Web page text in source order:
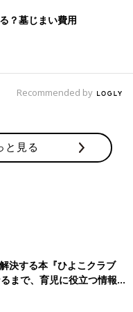
？墓じまい費用
Recommended by
と見る
決する本『ひよこクラブ
まで、育児に役立つ情報が